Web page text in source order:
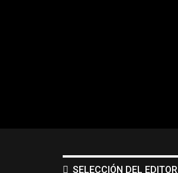
SELECCIÓN DEL EDITOR